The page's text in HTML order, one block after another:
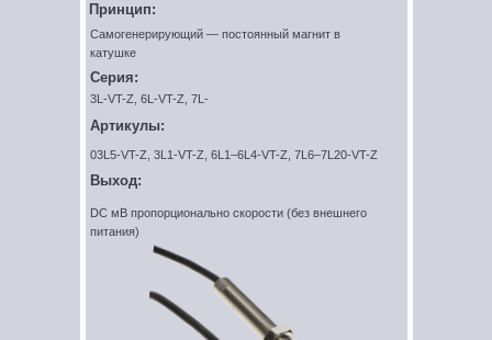
Принцип:
Серия:
Выход:
DC мВ пропорционально скорости (без внешнего
питания)
Артикулы:
Самогенерирующий — постоянный магнит в
катушке
3L-VT-Z, 6L-VT-Z, 7L-
03L5-VT-Z, 3L1-VT-Z, 6L1–6L4-VT-Z, 7L6–7L20-VT-Z